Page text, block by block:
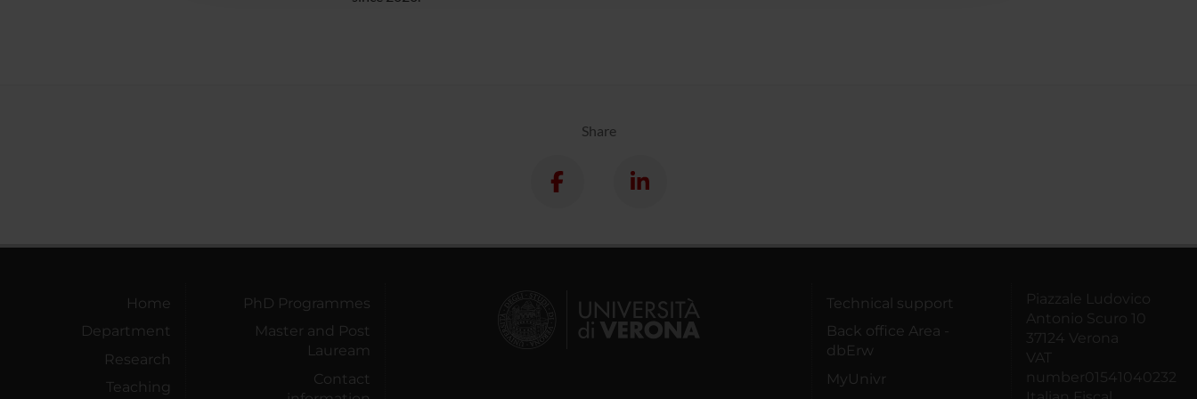
Share
Home
Department
Research
Teaching
PhD Programmes
Master and Post
Lauream
Contact
Technical support
Back office Area -
dbErw
MyUnivr
Piazzale Ludovico
Antonio Scuro 10
37124 Verona
VAT
number01541040232